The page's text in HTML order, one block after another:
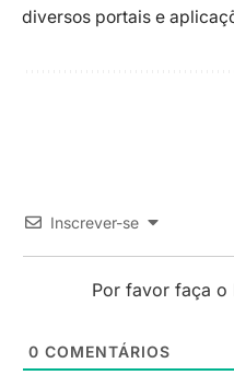
diversos portais e
Inscrever-se
Por favor faça o
0 COMENTÁRIOS